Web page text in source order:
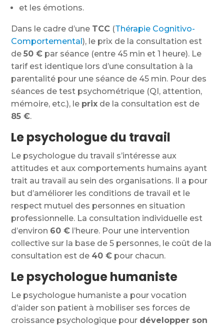
et les émotions.
Dans le cadre d’une TCC (Thérapie Cognitivo-
Comportemental), le prix de la consultation est
de50€ par séance (entre 45 min et 1 heure). Le
tarif est identique lors d’une consultation à la
parentalité pour une séance de 45 min. Pour des
séances de test psychométrique (QI, attention,
mémoire, etc.), le prix de la consultation est de
85 €.
Le psychologue du travail
Le psychologue du travail s’intéresse aux
attitudes et aux comportements humains ayant
trait au travail au sein des organisations. Il a pour
but d’améliorer les conditions de travail et le
respect mutuel des personnes en situation
professionnelle. La consultation individuelle est
d’environ 60€ l’heure. Pour une intervention
collective sur la base de 5 personnes, le coût de la
consultation est de 40 € pour chacun.
Le psychologue humaniste
Le psychologue humaniste a pour vocation
d’aider son patient à mobiliser ses forces de
croissance psychologique pour développer son